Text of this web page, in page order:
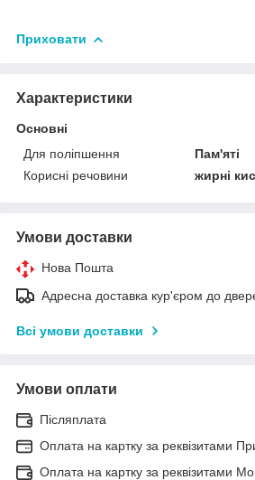
Приховати
Характеристики
Основні
Для поліпшення
Пам'яті
Корисні речовини
жирні
Умови доставки
Нова Пошта
Адресна доставка кур'єром до
Всі умови доставки
Умови оплати
Післяплата
Оплата на картку за реквізитами
Оплата на картку за реквізитами